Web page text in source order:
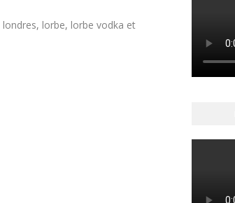
londres, lorbe, lorbe vodka et